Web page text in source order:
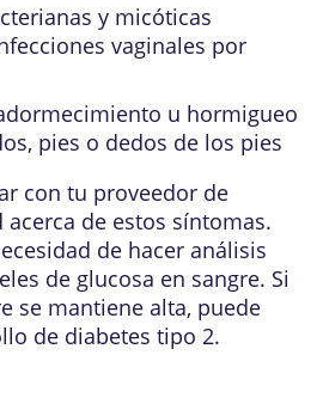
y micóticas
vaginales por
u hormigueo
pies o dedos de los pies
con tu proveedor de
de estos síntomas.
de hacer análisis
de glucosa en sangre. Si
se mantiene alta, puede
de diabetes tipo 2.